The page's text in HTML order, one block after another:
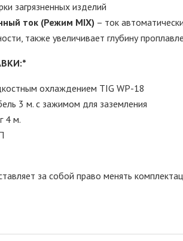
загрязненных изделий
ток (Режим MIX) – ток
также увеличивает глубину
охлаждением TIG WP-18
3 м. с зажимом для заземления
4 м.
за собой право менять